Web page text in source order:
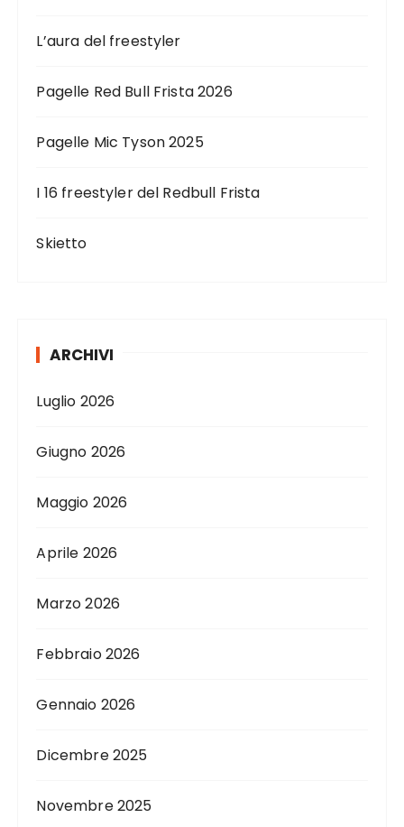
L’aura del freestyler
Pagelle Red Bull Frista 2026
Pagelle Mic Tyson 2025
I 16 freestyler del Redbull Frista
Skietto
ARCHIVI
Luglio 2026
Giugno 2026
Maggio 2026
Aprile 2026
Marzo 2026
Febbraio 2026
Gennaio 2026
Dicembre 2025
Novembre 2025